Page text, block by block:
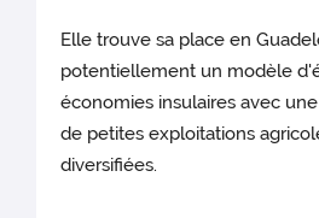
Elle trouve sa place en
potentiellement un modèle
économies insulaires avec
de petites exploitations
diversifiées.